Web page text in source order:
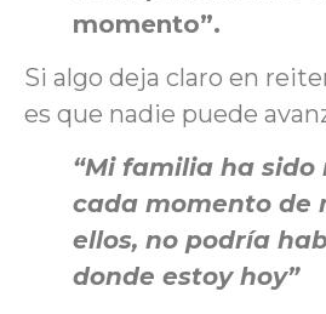
momento”.
Si algo deja claro en
es que nadie puede
“Mi familia ha sido
cada momento de
ellos, no podría
donde estoy hoy”